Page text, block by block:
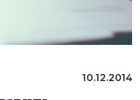
10.12.2014